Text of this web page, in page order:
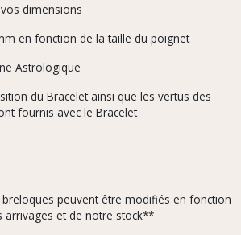
dimensions
en fonction de la taille du poignet
Astrologique
du Bracelet ainsi que les vertus des
fournis avec le Bracelet
peuvent être modifiés en fonction
arrivages et de notre stock**